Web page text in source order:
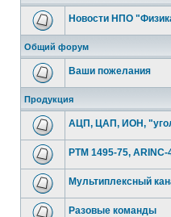
Новости НПО
Общий форум
Ваши пожелания
Продукция
АЦП, ЦАП, ИОН,
РТМ 1495-75, ARINC-
Мультиплексный
Разовые команды